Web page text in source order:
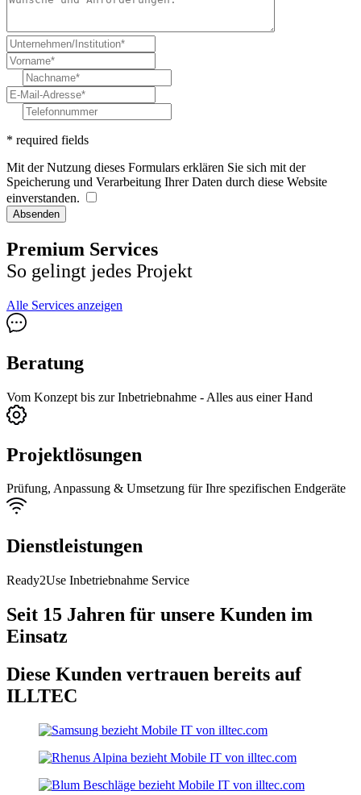
* required fields
Mit der Nutzung dieses Formulars erklären Sie sich mit der
Speicherung und Verarbeitung Ihrer Daten durch diese Website
einverstanden.
Absenden
Premium Services
So gelingt jedes Projekt
Alle Services anzeigen
Beratung
Vom Konzept bis zur Inbetriebnahme - Alles aus einer Hand
Projektlösungen
Prüfung, Anpassung & Umsetzung für Ihre spezifischen Endgeräte
Dienstleistungen
Ready2Use Inbetriebnahme Service
Seit 15 Jahren für unsere Kunden im
Einsatz
Diese Kunden vertrauen bereits auf
ILLTEC